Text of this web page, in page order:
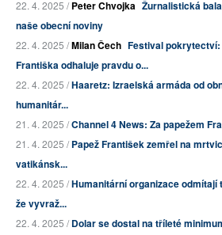
22. 4. 2025 /Peter Chvojka Žurnalistická
naše obecní noviny
22. 4. 2025 /Milan Čech Festival
Františka odhaluje pravdu o...
22. 4. 2025 /Haaretz: Izraelská armáda od
humanitár...
21. 4. 2025 /Channel 4 News: Za papežem
21. 4. 2025 /Papež František zemřel na
vatikánsk...
22. 4. 2025 /Humanitární organizace
že vyvraž...
22. 4. 2025 /Dolar se dostal na tříleté